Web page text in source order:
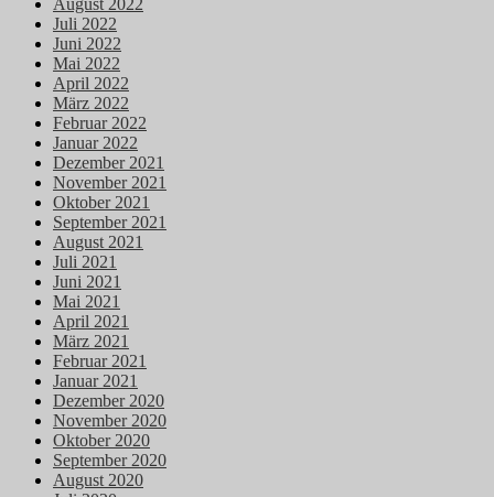
August 2022
Juli 2022
Juni 2022
Mai 2022
April 2022
März 2022
Februar 2022
Januar 2022
Dezember 2021
November 2021
Oktober 2021
September 2021
August 2021
Juli 2021
Juni 2021
Mai 2021
April 2021
März 2021
Februar 2021
Januar 2021
Dezember 2020
November 2020
Oktober 2020
September 2020
August 2020